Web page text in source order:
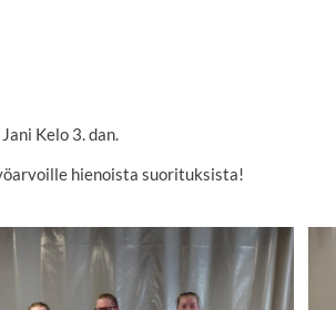
Kelo 3. dan.
hienoista suorituksista!